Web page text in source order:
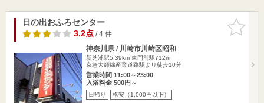
お気に入
りに追加
日の出おふろセンター
3.2点/ 4 件
神奈川県 / 川崎市川崎区昭和
新芝浦駅5.39km 東門前駅712m
京急大師線産業道路駅より徒歩10分
営業時間 11:00～23:00
入浴料金 500円～
日帰り 格安（1,000円以下）